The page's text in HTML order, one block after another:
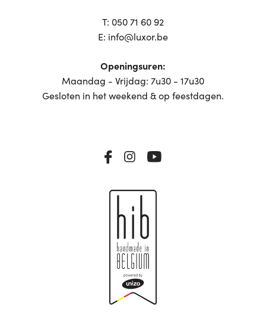
T: 050 71 60 92
E: info@luxor.be
Openingsuren:
Maandag - Vrijdag: 7u30 - 17u30
Gesloten in het weekend & op feestdagen.